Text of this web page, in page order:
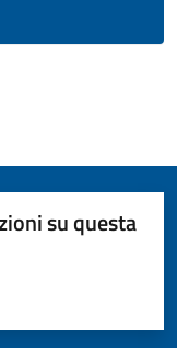
su questa